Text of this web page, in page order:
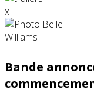
x
Bande